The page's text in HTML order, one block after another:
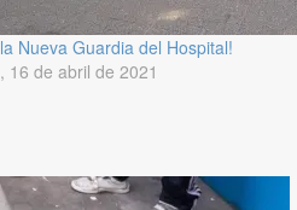
Nueva Guardia del Hospital!
16 de abril de 2021